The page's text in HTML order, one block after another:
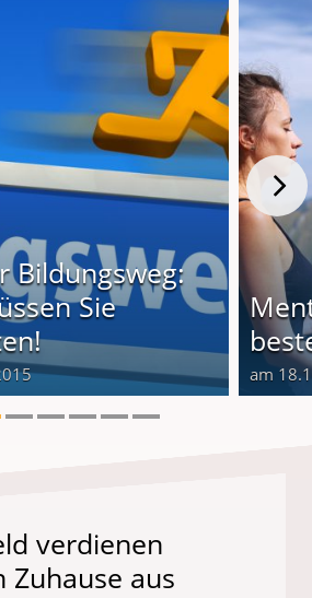
Bildungsweg:
Sie
am
verdienen
Zuhause aus